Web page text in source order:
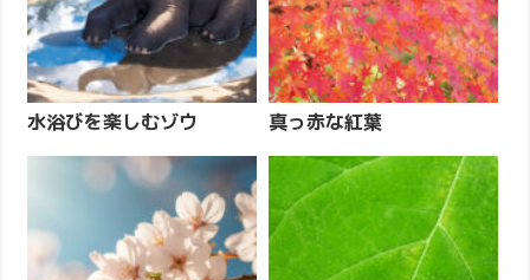
水浴びを楽しむゾウ 真っ赤な紅葉